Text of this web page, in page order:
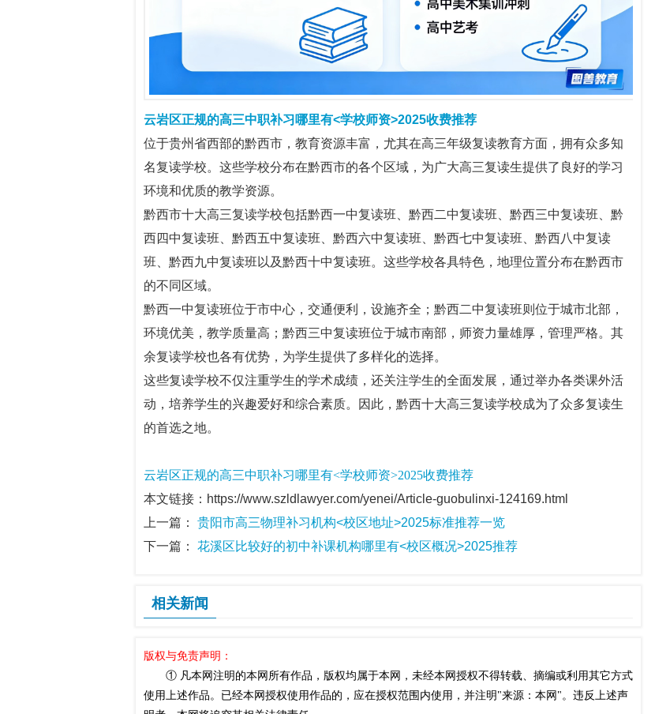
云岩区正规的高三中职补习哪里有<学校师资>2025收费推荐
位于贵州省西部的黔西市，教育资源丰富，尤其在高三年级复读教育方面，拥有众多知
名复读学校。这些学校分布在黔西市的各个区域，为广大高三复读生提供了良好的学习
环境和优质的教学资源。
黔西市十大高三复读学校包括黔西一中复读班、黔西二中复读班、黔西三中复读班、黔
西四中复读班、黔西五中复读班、黔西六中复读班、黔西七中复读班、黔西八中复读
班、黔西九中复读班以及黔西十中复读班。这些学校各具特色，地理位置分布在黔西市
的不同区域。
黔西一中复读班位于市中心，交通便利，设施齐全；黔西二中复读班则位于城市北部，
环境优美，教学质量高；黔西三中复读班位于城市南部，师资力量雄厚，管理严格。其
余复读学校也各有优势，为学生提供了多样化的选择。
这些复读学校不仅注重学生的学术成绩，还关注学生的全面发展，通过举办各类课外活
动，培养学生的兴趣爱好和综合素质。因此，黔西十大高三复读学校成为了众多复读生
的首选之地。
云岩区正规的高三中职补习哪里有<学校师资>2025收费推荐
本文链接：https://www.szldlawyer.com/yenei/Article-guobulinxi-124169.html
上一篇： 贵阳市高三物理补习机构<校区地址>2025标准推荐一览
下一篇： 花溪区比较好的初中补课机构哪里有<校区概况>2025推荐
相关新闻
版权与免责声明：
① 凡本网注明的本网所有作品，版权均属于本网，未经本网授权不得转载、摘编或利用其它方式
使用上述作品。已经本网授权使用作品的，应在授权范围内使用，并注明"来源：本网"。违反上述声